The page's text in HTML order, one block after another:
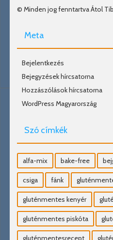
© Minden jog fenntartva Átol
Meta
Bejelentkezés
Bejegyzések hírcsatorna
Hozzászólások hírcsatorna
WordPress Magyarország
Szó címkék
alfa-mix bake-free
csiga fánk
gluténmentes kenyér
gluténmentes piskóta
gluténmentesrecept